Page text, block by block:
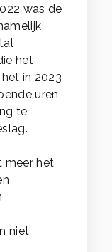
was de
het
in 2023
uren
te
meer het
niet